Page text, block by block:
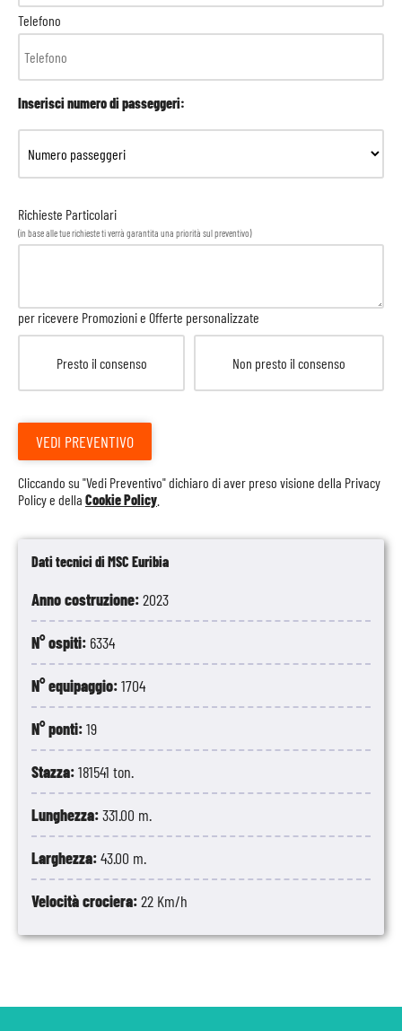
Dati tecnici di MSC Euribia
Anno costruzione:2023
N° ospiti: 6334
N° equipaggio:1704
N° ponti:19
Stazza:181541 ton.
Lunghezza:331.00 m.
Larghezza:43.00 m.
Velocità crociera:22 Km/h
Telefono
Inserisci numero di passeggeri:
Richieste Particolari
(in base alle tue richieste ti verrà garantita una priorità sul preventivo)
per ricevere Promozioni e Offerte personalizzate
Presto il consenso Non presto il consenso
VEDI PREVENTIVO
Cliccando su "Vedi Preventivo" dichiaro di aver preso visione della Privacy
Policye della Cookie Policy